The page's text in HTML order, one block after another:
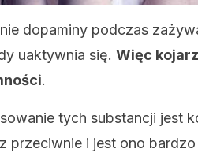
dopaminy podczas
uaktywnia się. Więc
.
tych substancji jest
przeciwnie i jest ono